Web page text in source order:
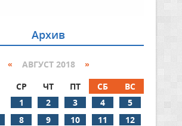
Архив
« АВГУСТ 2018 »
СР ЧТ ПТ СБ
ВС
1
2 3 4
5
8 9 10 11
12